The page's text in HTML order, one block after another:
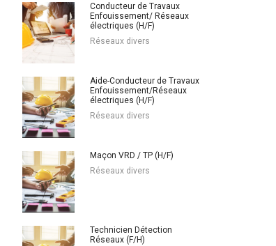
Conducteur de Travaux
Enfouissement/ Réseaux
électriques (H/F)
Réseaux divers
Aide-Conducteur de Travaux
Enfouissement/Réseaux
électriques (H/F)
Réseaux divers
Maçon VRD / TP (H/F)
Réseaux divers
Technicien Détection
Réseaux (F/H)